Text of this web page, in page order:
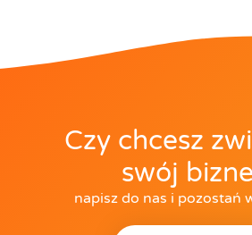
Czy chcesz
swój
napisz do nas i pozostań